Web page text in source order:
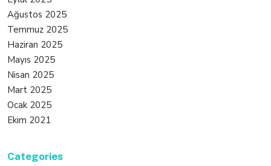
Ağustos 2025
Temmuz 2025
Haziran 2025
Mayıs 2025
Nisan 2025
Mart 2025
Ocak 2025
Ekim 2021
Categories